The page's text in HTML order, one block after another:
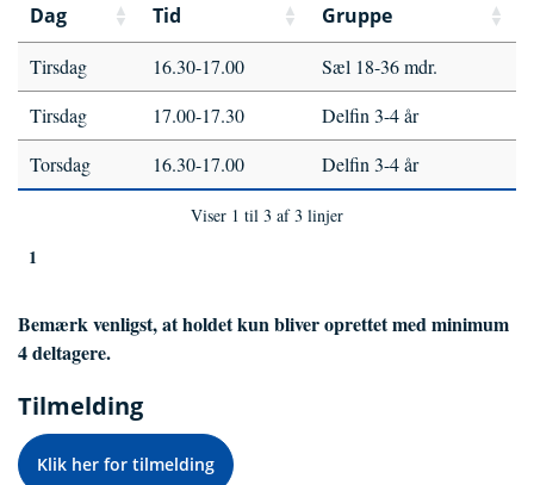
Dag Tid Gruppe
Tirsdag 16.30-17.00
Sæl 18-36 mdr.
Tirsdag
17.00-17.30
Delfin 3-4 år
Torsdag
16.30-17.00 Delfin 3-4 år
Viser 1 til 3 af 3 linjer
1
Bemærk venligst, at holdet kun bliver oprettet med minimum
4 deltagere.
Tilmelding
Klik her for tilmelding